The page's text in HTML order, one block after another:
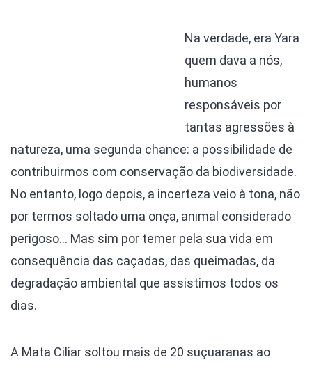
Na verdade, era Yara
quem dava a nós,
humanos
responsáveis por
tantas agressões à
natureza, uma segunda chance: a possibilidade de
contribuirmos com conservação da biodiversidade.
No entanto, logo depois, a incerteza veio à tona, não
por termos soltado uma onça, animal considerado
perigoso… Mas sim por temer pela sua vida em
consequência das caçadas, das queimadas, da
degradação ambiental que assistimos todos os
dias.
A Mata Ciliar soltou mais de 20 suçuaranas ao